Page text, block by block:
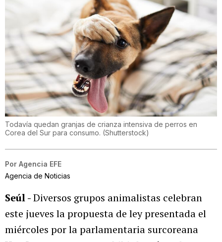
Todavía quedan granjas de crianza intensiva de perros en
Corea del Sur para consumo. (Shutterstock)
Por Agencia EFE
Agencia de Noticias
Seúl -Diversos grupos animalistas celebran
este jueves la propuesta de ley presentada el
miércoles por la parlamentaria surcoreana